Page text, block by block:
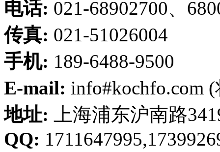
电话: 021-68902700、
传真: 021-51026004
手机: 189-6488-9500
E-mail: info#kochfo.com
地址: 上海浦东沪南路
QQ: